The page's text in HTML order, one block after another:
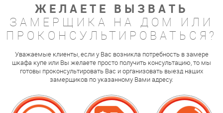
ЖЕЛАЕТЕ ВЫЗВАТЬ
ЗАМЕРЩИКА НА ДОМ ИЛИ
ПРОКОНСУЛЬТИРОВАТЬСЯ?
Уважаемые клиенты, если у Вас возникла потребность в замере
шкафа купе или Вы желаете просто получить консультацию, то мы
готовы проконсультировать Вас и организовать выезд наших
замерщиков по указанному Вами адресу.